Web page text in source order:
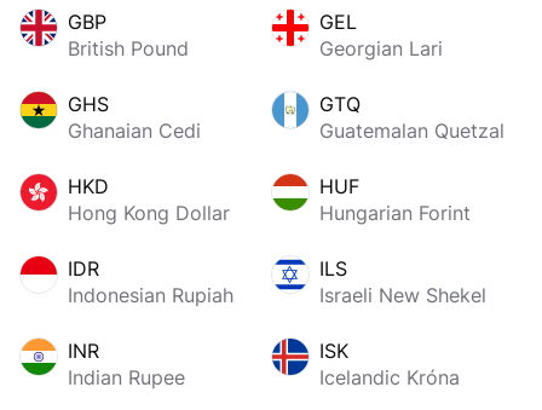
GBP
British Pound
GEL
Georgian Lari
GHS
Ghanaian Cedi
GTQ
Guatemalan Quetzal
HKD
Hong Kong Dollar
HUF
Hungarian Forint
IDR
Indonesian Rupiah
ILS
Israeli New Shekel
INR
Indian Rupee
ISK
Icelandic Króna